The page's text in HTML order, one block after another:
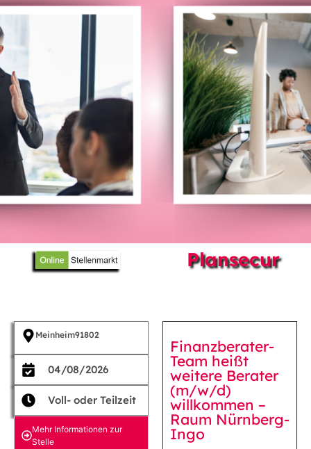
Plansecur
Meinheim91802
04/08/2026
Voll- oder Teilzeit
Mehr Informationen zur
Stelle
Finanzberater-
Team heißt
weitere Berater
(m/w/d)
willkommen –
Raum Nürnberg-
Ingo